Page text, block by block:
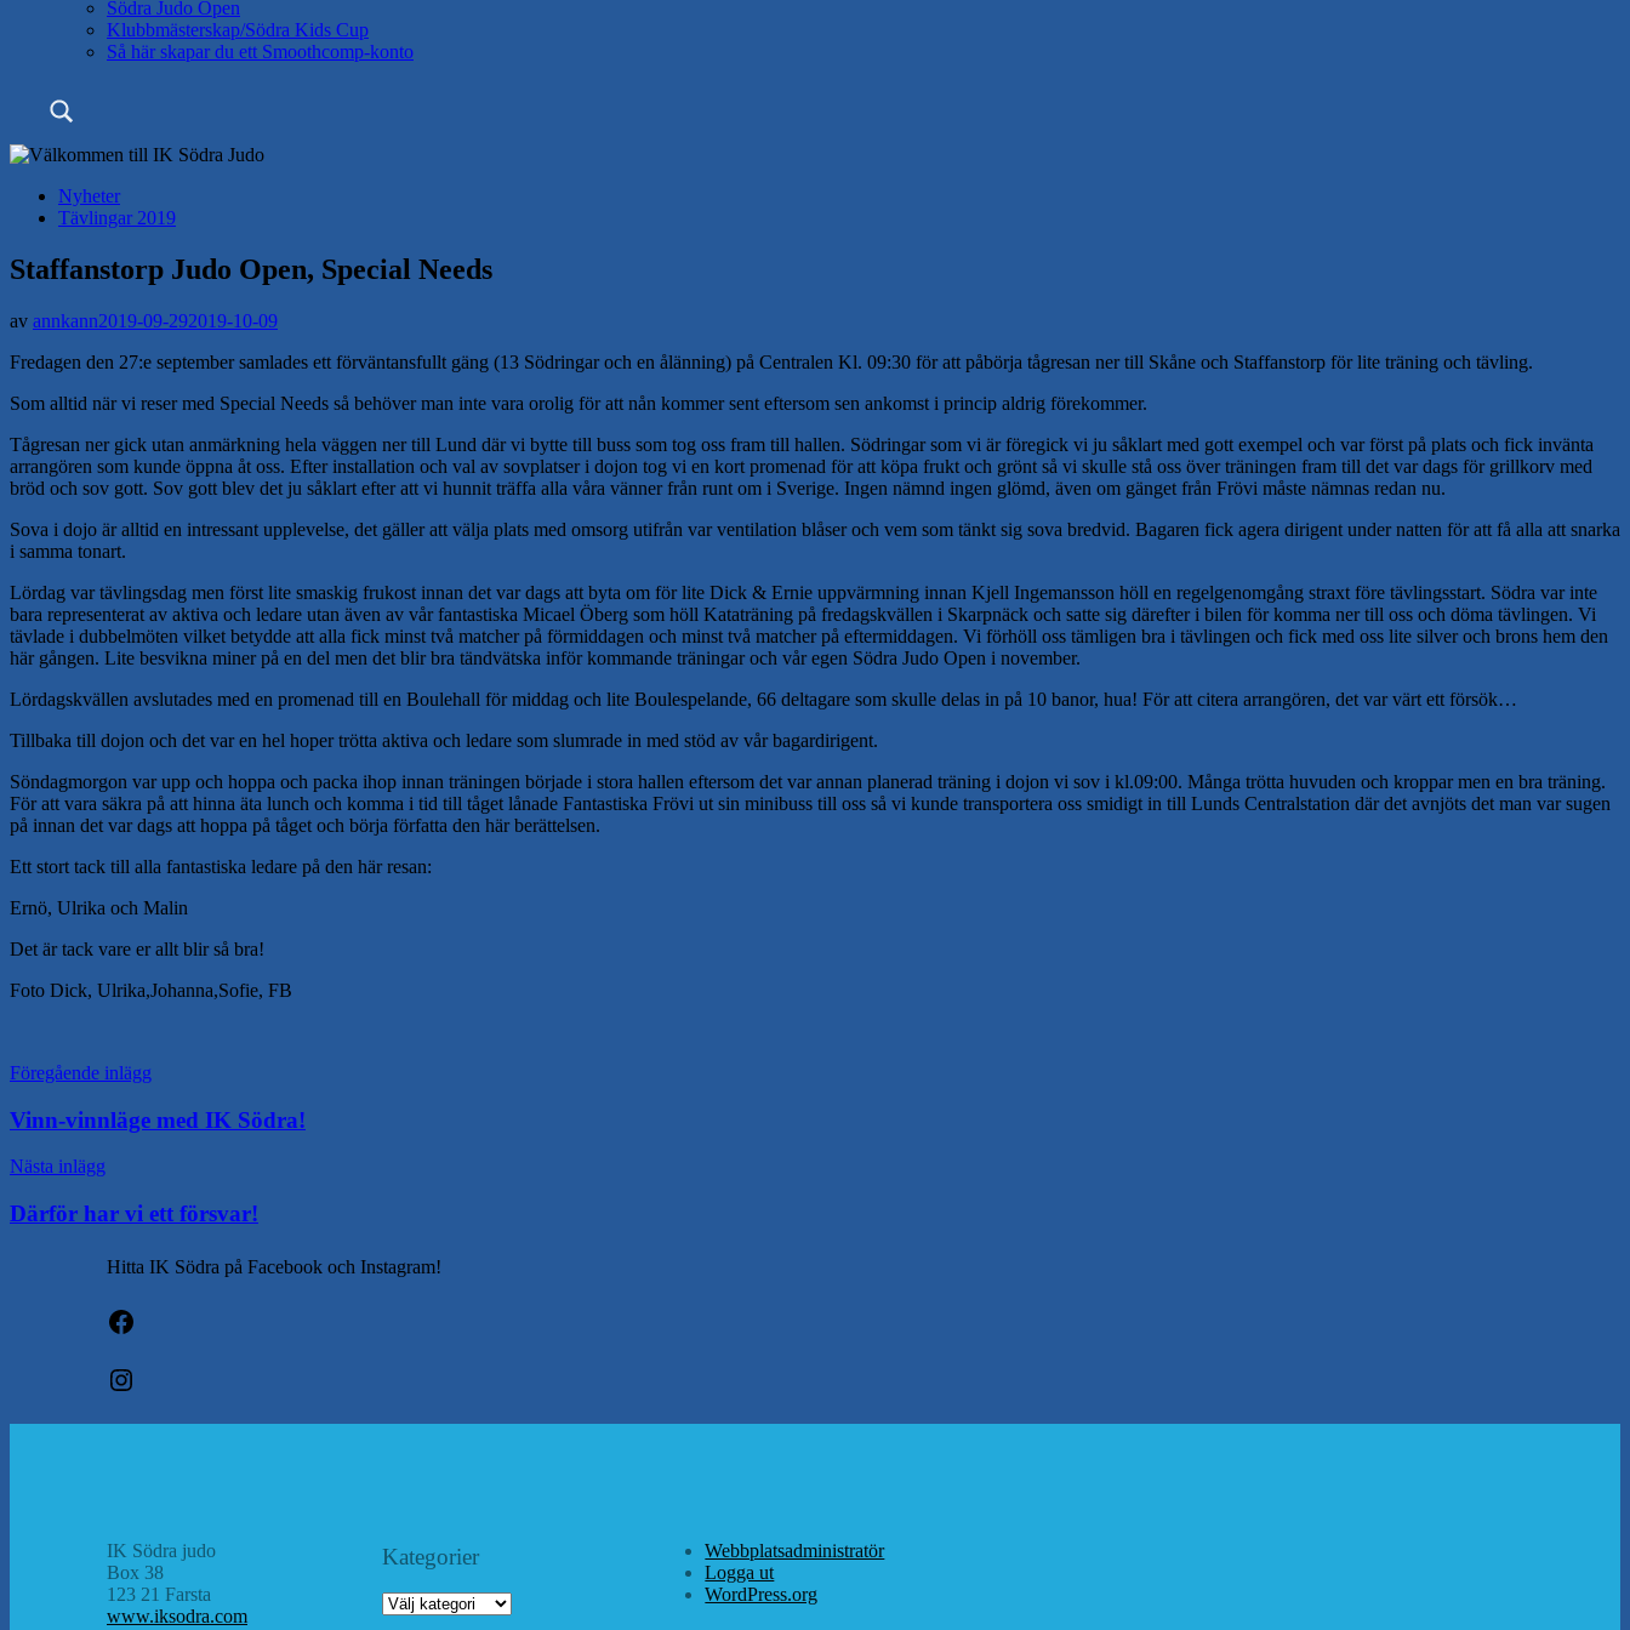
Södra Judo Open
Klubbmästerskap/Södra Kids Cup
Så här skapar du ett Smoothcomp-konto
Nyheter
Tävlingar 2019
Staffanstorp Judo Open, Special Needs
av annkann2019-09-292019-10-09
Fredagen den 27:e september samlades ett förväntansfullt gäng (13 Södringar och en ålänning) på Centralen Kl. 09:30 för att påbörja tågresan ner till Skåne och Staffanstorp för lite träning och tävling.
Som alltid när vi reser med Special Needs så behöver man inte vara orolig för att nån kommer sent eftersom sen ankomst i princip aldrig förekommer.
Tågresan ner gick utan anmärkning hela väggen ner till Lund där vi bytte till buss som tog oss fram till hallen. Södringar som vi är föregick vi ju såklart med gott exempel och var först på plats och fick invänta
arrangören som kunde öppna åt oss. Efter installation och val av sovplatser i dojon tog vi en kort promenad för att köpa frukt och grönt så vi skulle stå oss över träningen fram till det var dags för grillkorv med
bröd och sov gott. Sov gott blev det ju såklart efter att vi hunnit träffa alla våra vänner från runt om i Sverige. Ingen nämnd ingen glömd, även om gänget från Frövi måste nämnas redan nu.
Sova i dojo är alltid en intressant upplevelse, det gäller att välja plats med omsorg utifrån var ventilation blåser och vem som tänkt sig sova bredvid. Bagaren fick agera dirigent under natten för att få alla att snarka
i samma tonart.
Lördag var tävlingsdag men först lite smaskig frukost innan det var dags att byta om för lite Dick & Ernie uppvärmning innan Kjell Ingemansson höll en regelgenomgång straxt före tävlingsstart. Södra var inte
bara representerat av aktiva och ledare utan även av vår fantastiska Micael Öberg som höll Kataträning på fredagskvällen i Skarpnäck och satte sig därefter i bilen för komma ner till oss och döma tävlingen. Vi
tävlade i dubbelmöten vilket betydde att alla fick minst två matcher på förmiddagen och minst två matcher på eftermiddagen. Vi förhöll oss tämligen bra i tävlingen och fick med oss lite silver och brons hem den
här gången. Lite besvikna miner på en del men det blir bra tändvätska inför kommande träningar och vår egen Södra Judo Open i november.
Lördagskvällen avslutades med en promenad till en Boulehall för middag och lite Boulespelande, 66 deltagare som skulle delas in på 10 banor, hua! För att citera arrangören, det var värt ett försök…
Tillbaka till dojon och det var en hel hoper trötta aktiva och ledare som slumrade in med stöd av vår bagardirigent.
Söndagmorgon var upp och hoppa och packa ihop innan träningen började i stora hallen eftersom det var annan planerad träning i dojon vi sov i kl.09:00. Många trötta huvuden och kroppar men en bra träning.
För att vara säkra på att hinna äta lunch och komma i tid till tåget lånade Fantastiska Frövi ut sin minibuss till oss så vi kunde transportera oss smidigt in till Lunds Centralstation där det avnjöts det man var sugen
på innan det var dags att hoppa på tåget och börja författa den här berättelsen.
Ett stort tack till alla fantastiska ledare på den här resan:
Ernö, Ulrika och Malin
Det är tack vare er allt blir så bra!
Foto Dick, Ulrika,Johanna,Sofie, FB
Inläggsnavigering
Föregående inlägg
Vinn-vinnläge med IK Södra!
Nästa inlägg
Därför har vi ett försvar!
Hitta IK Södra på Facebook och Instagram!
Facebook
Instagram
IK Södra judo
Box 38
123 21 Farsta
www.iksodra.com
Kategorier
Kategorier
Webbplatsadministratör
Logga ut
WordPress.org